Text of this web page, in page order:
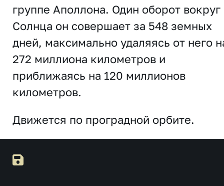
группе Аполлона. Один оборот вокруг
Солнца он совершает за 548 земных
дней, максимально удаляясь от него
272 миллиона километров и
приближаясь на 120 миллионов
километров.
Движется по проградной орбите.